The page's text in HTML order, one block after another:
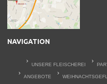
NAVIGATION
UNSERE FLEISCHEREI
ANGEBOTE